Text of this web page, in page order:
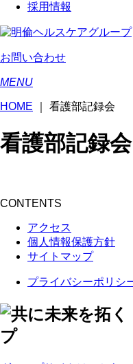
採用情報
お問い合わせ
MENU
HOME 看護部記録会
看護部記録会
CONTENTS
アクセス
個人情報保護方針
サイトマップ
プライバシーポリシ